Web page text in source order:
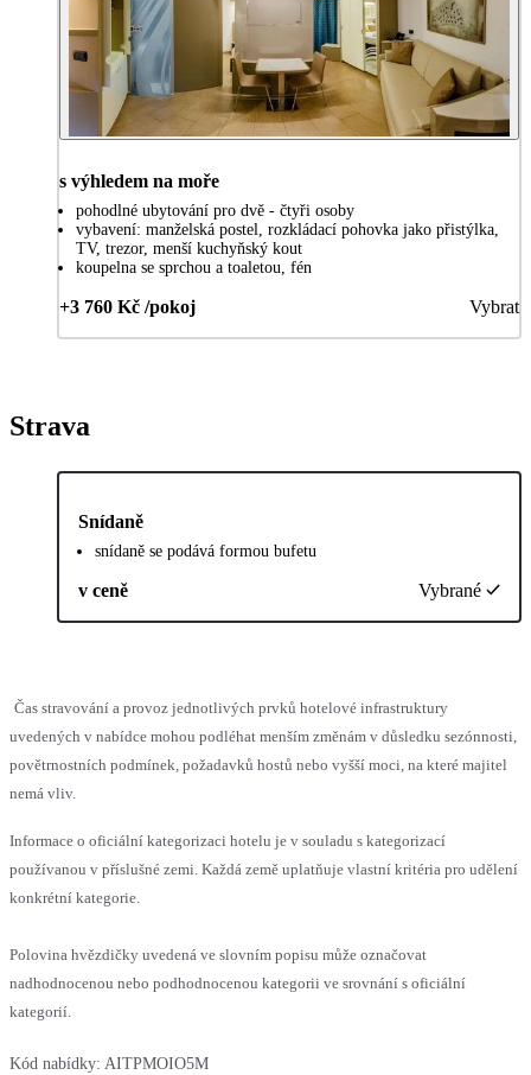
s výhledem na moře
pohodlné ubytování pro dvě - čtyři osoby
vybavení: manželská postel, rozkládací pohovka jako přistýlka,
TV, trezor, menší kuchyňský kout
koupelna se sprchou a toaletou, fén
+3 760 Kč /pokoj Vybrat
Strava
Snídaně
snídaně se podává formou bufetu
v ceně Vybrané
Čas stravování a provoz jednotlivých prvků hotelové infrastruktury
uvedených v nabídce mohou podléhat menším změnám v důsledku sezónnosti,
povětrnostních podmínek, požadavků hostů nebo vyšší moci, na které majitel
nemá vliv.
Informace o oficiální kategorizaci hotelu je v souladu s kategorizací
používanou v příslušné zemi. Každá země uplatňuje vlastní kritéria pro udělení
konkrétní kategorie.
Polovina hvězdičky uvedená ve slovním popisu může označovat
nadhodnocenou nebo podhodnocenou kategorii ve srovnání s oficiální
kategorií.
Kód nabídky: AITPMOIO5M